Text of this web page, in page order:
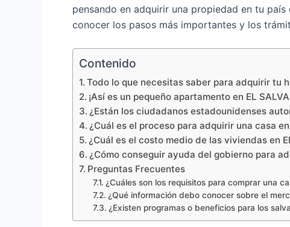
pensando en adquirir una propiedad en tu
conocer los pasos más importantes y los
Contenido
Todo lo que necesitas saber para adquirir tu
¡Así es un pequeño apartamento en EL
¿Están los ciudadanos estadounidenses
¿Cuál es el proceso para adquirir una casa
¿Cuál es el costo medio de las viviendas en
¿Cómo conseguir ayuda del gobierno para
Preguntas Frecuentes
¿Cuáles son los requisitos para comprar una
¿Qué información debo conocer sobre el
¿Existen programas o beneficios para los